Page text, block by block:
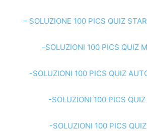
– SOLUZIONE 100 PICS QUIZ
-SOLUZIONI 100 PICS QUIZ
-SOLUZIONI 100 PICS QUIZ
-SOLUZIONI 100 PICS
-SOLUZIONI 100 PICS